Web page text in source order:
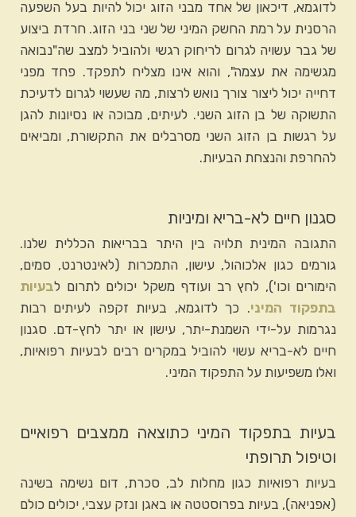
לדוגמא, דיכאון של אחד מבני הזוג יכול להיות בעל השפעה
הרסנית על רמת החשק המיני של שני בני הזוג. חרדת ביצוע
של גבר עשויה לגרום לריחוק רגשי ולהוביל למצב שה"נבואה
מגשימה את עצמה", והוא אינו מצליח לתפקד. פחד מפני
דחייה יכול ליצור צורך נואש לרצות, מה שעשוי לגרום לדעיכת
התשוקה של בן הזוג השני. לעיתים, מבוכה או נסיונות להגן
על רגשות בן הזוג השני מסרבלים את התקשורת, ומביאים
להחרפת והנצחת הבעיות.
סגנון חיים לא-בריא ומיניות
התגובה המינית תלויה בין היתר בבריאות הכללית שלנו.
גורמים כגון אלכוהול, עישון, התמכרות (לאינטרנט, סמים,
הימורים וכו'), לחץ רב ועודף משקל יכולים לתרום לבעיות
בתפקוד המיני. כך לדוגמא, בעיות זקפה לעיתים רבות
נגרמות על-ידי השמנת-יתר, עישון או יתר לחץ-דם. סגנון
חיים לא-בריא עשוי להוביל במקרים רבים לבעיות רפואיות,
ואלו משפיעות על התפקוד המיני.
בעיות בתפקוד המיני כתוצאה ממצבים רפואיים
וטיפול תרופתי
בעיות רפואיות כגון מחלות לב, סכרת, דום נשימה בשינה
(אפניאה), בעיות בפרוסטטה או באגן ונזק עצבי, יכולים כולם